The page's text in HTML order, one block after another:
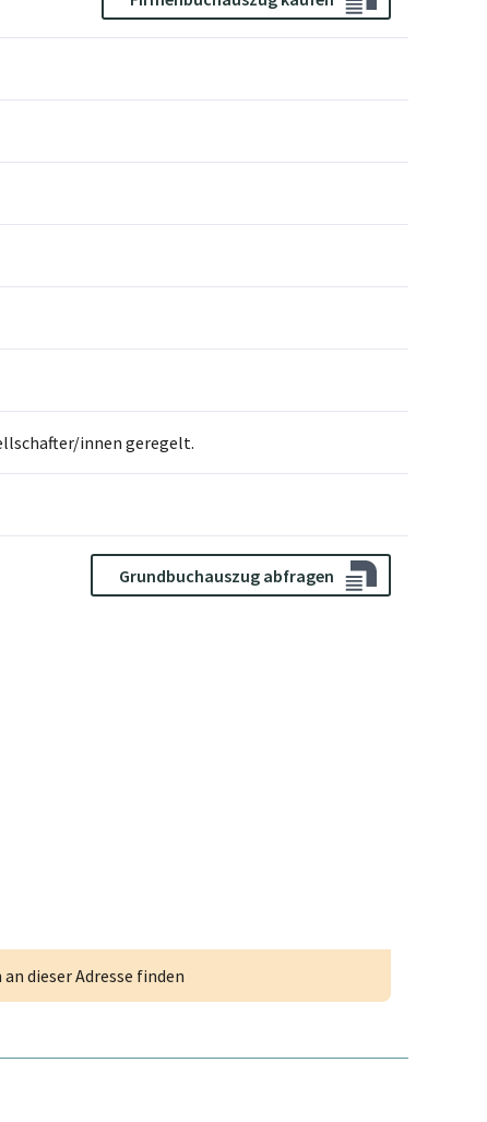
innen geregelt.
Grundbuchauszug abfragen
dieser Adresse finden